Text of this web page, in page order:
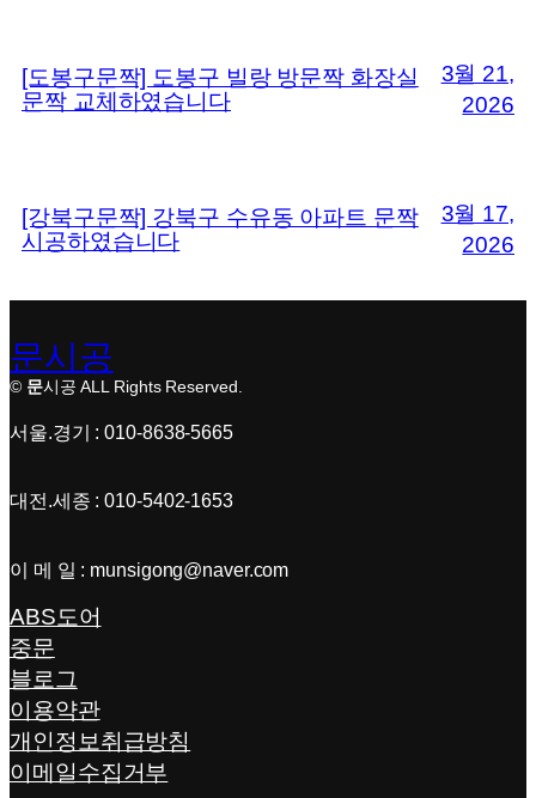
[도봉구문짝] 도봉구 빌랑 방문짝 화장실
문짝 교체하였습니다
3월 21,
2026
[강북구문짝] 강북구 수유동 아파트 문짝
시공하였습니다
3월 17,
2026
문시공
© 문시공 ALL Rights Reserved.
서울.경기 : 010-8638-5665
대전.세종 : 010-5402-1653
이 메 일 : munsigong@naver.com
ABS도어
중문
블로그
이용약관
개인정보취급방침
이메일수집거부